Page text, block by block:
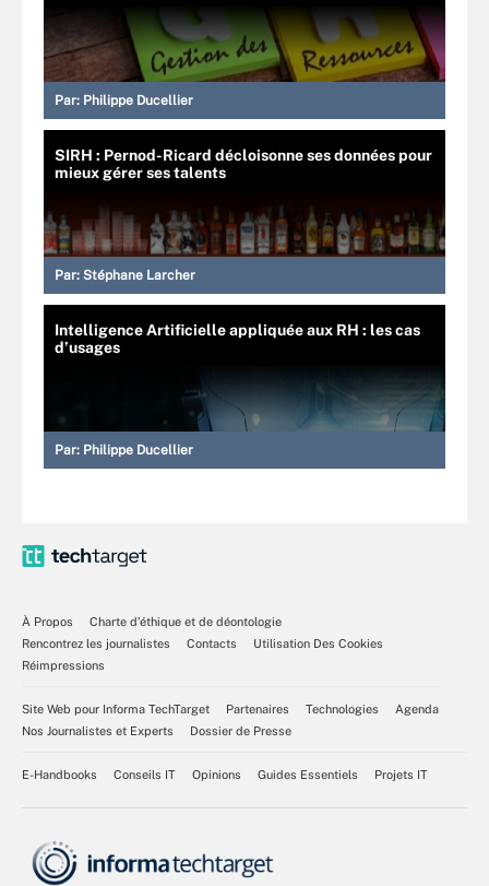
Par: Philippe Ducellier
SIRH : Pernod-Ricard décloisonne ses données pour
mieux gérer ses talents
Par: Stéphane Larcher
Intelligence Artificielle appliquée aux RH : les cas
d’usages
Par: Philippe Ducellier
À Propos
Charte d’éthique et de déontologie
Rencontrez les journalistes
Contacts
Utilisation Des Cookies
Réimpressions
Site Web pour Informa TechTarget Partenaires Technologies
Agenda
Nos Journalistes et Experts
Dossier de Presse
E-Handbooks Conseils IT Opinions Guides Essentiels Projets IT